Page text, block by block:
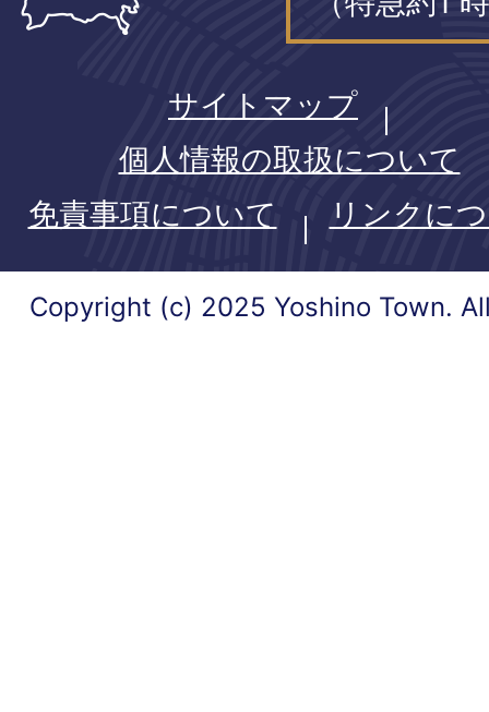
サイトマップ
個人情報の取扱について
免責事項について
リンクに
Copyright (c) 2025 Yoshino Town.